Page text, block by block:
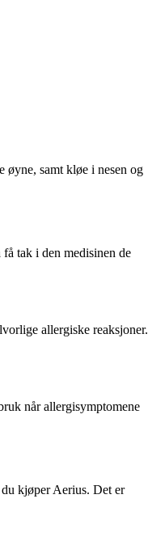
øyne, samt kløe i nesen og
tak i den medisinen de
allergiske reaksjoner.
når allergisymptomene
kjøper Aerius. Det er